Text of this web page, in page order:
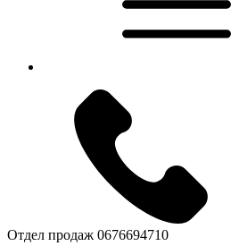
Отдел продаж 0676694710